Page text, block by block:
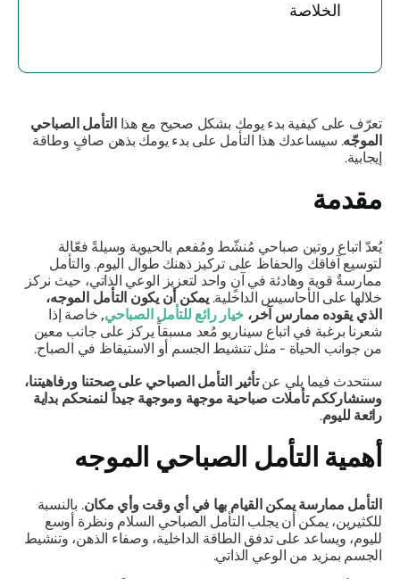
الخلاصة
تعرّف على كيفية بدء يومك بشكل صحيح مع هذاالتأمل الصباحي
الموجّه. سيساعدك هذا التأمل على بدء يومك بذهن صافٍ وطاقة
إيجابية.
مقدمة
يُعدّ اتباع روتين صباحي مُنشّط ومُفعم بالحيوية وسيلةً فعّالة
لتوسيع آفاقك والحفاظ على تركيز ذهنك طوال اليوم. والتأمل
ممارسةٌ قوية وهادئة في آنٍ واحد لتعزيز الوعي الذاتي، حيث نركز
خلالها على الأحاسيس الداخلية.يمكن أن يكون التأمل الموجه،
الذي يقوده ممارس آخر، خيار رائع للتأمل الصباحي, خاصة إذا
شعرنا برغبة في اتباع سيناريو مُعد مسبقاً يركز على جانب معين
من جوانب الحياة - مثل تنشيط الجسم أو الاستيقاظ في الصباح.
سنتحدث فيما يلي عنتأثير التأمل الصباحي على صحتنا ورفاهيتنا،
وسنشارككم تأملات صباحية موجهة وموجهة جيداً لنمنحكم بداية
رائعة لليوم.
أهمية التأمل الصباحي الموجه
التأمل ممارسة يمكن القيام بها في أي وقت وأي مكان. بالنسبة
للكثيرين، يمكن أن يجلب التأمل الصباحي السلام ونظرة أوسع
لليوم، ويساعد على تدفق الطاقة الداخلية، وصفاء الذهن، وتنشيط
الجسم بمزيد من الوعي الذاتي.